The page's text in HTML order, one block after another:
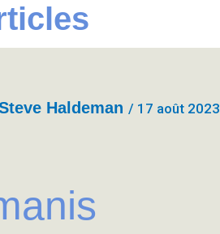
e
Haldeman / 17 août 2023